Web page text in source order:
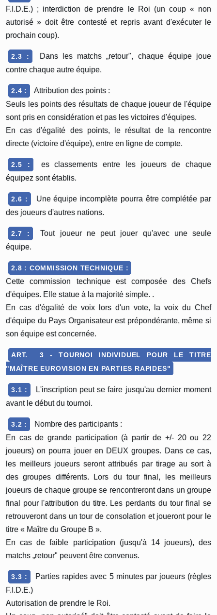
F.I.D.E.) ; interdiction de prendre le Roi (un coup « non
autorisé » doit être contesté et repris avant d'exécuter le
prochain coup).
2.3 :
Dans les matchs „retour", chaque équipe joue
contre chaque autre équipe.
2.4 :
Attribution des points :
Seuls les points des résultats de chaque joueur de l'équipe
sont pris en considération et pas les victoires d'équipes.
En cas d'égalité des points, le résultat de la rencontre
directe (victoire d'équipe), entre en ligne de compte.
2.5 :
es classements entre les joueurs de chaque
équipez sont établis.
2.6 :
Une équipe incomplète pourra être complétée par
des joueurs d'autres nations.
2.7 :
Tout joueur ne peut jouer qu'avec une seule
équipe.
2.8 : COMMISSION TECHNIQUE :
Cette commission technique est composée des Chefs
d'équipes. Elle statue à la majorité simple. .
En cas d'égalité de voix lors d'un vote, la voix du Chef
d'équipe du Pays Organisateur est prépondérante, même si
son équipe est concernée.
ART. 3 - TOURNOI INDIVIDUEL POUR LE TITRE
"MAÎTRE EUROVISION EN PARTIES RAPIDES"
3.1 :
L'inscription peut se faire jusqu'au dernier moment
avant le début du tournoi.
3.2 :
Nombre des participants :
En cas de grande participation (à partir de +/- 20 ou 22
joueurs) on pourra jouer en DEUX groupes. Dans ce cas,
les meilleurs joueurs seront attribués par tirage au sort à
des groupes différents. Lors du tour final, les meilleurs
joueurs de chaque groupe se rencontreront dans un groupe
final pour l'attribution du titre. Les perdants du tour final se
retrouveront dans un tour de consolation et joueront pour le
titre « Maître du Groupe B ».
En cas de faible participation (jusqu'à 14 joueurs), des
matchs „retour" peuvent être convenus.
3.3 :
Parties rapides avec 5 minutes par joueurs (règles
F.I.D.E.)
Autorisation de prendre le Roi.